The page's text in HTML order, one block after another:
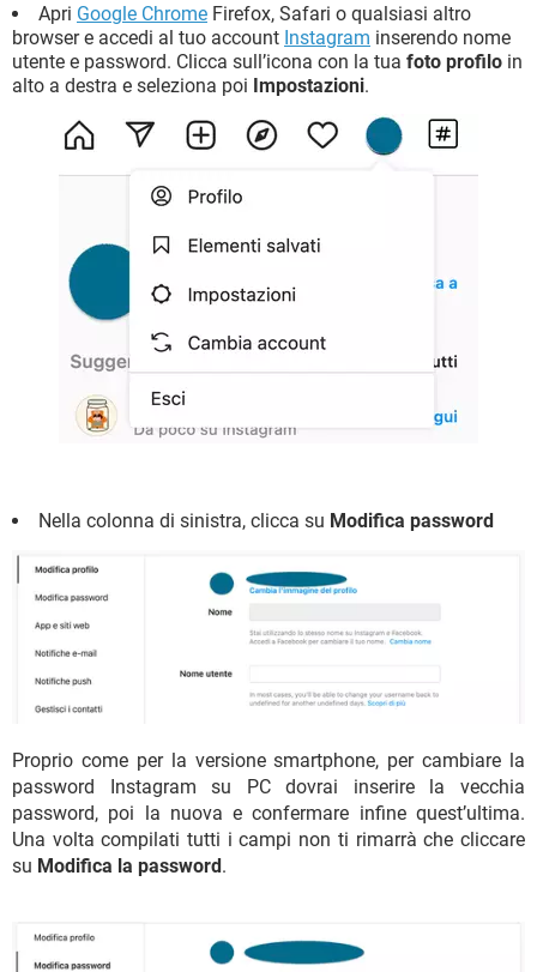
Apri Google Chrome Firefox, Safari o qualsiasi altro
browser e accedi al tuo account Instagram inserendo nome
utente e password. Clicca sull’icona con la tua foto profilo in
alto a destra e seleziona poi Impostazioni.
Nella colonna di sinistra, clicca su Modifica password
Proprio come per la versione smartphone, per cambiare la
password Instagram su PC dovrai inserire la vecchia
password, poi la nuova e confermare infine quest’ultima.
Una volta compilati tutti i campi non ti rimarrà che cliccare
su Modifica la password.